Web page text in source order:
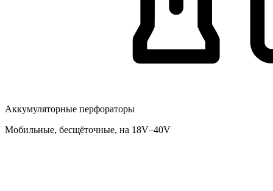
Аккумуляторные перфораторы
Мобильные, бесщёточные, на 18V–40V